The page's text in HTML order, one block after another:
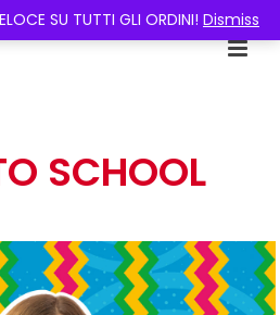
SU TUTTI GLI ORDINI! Dismiss
SCHOOL